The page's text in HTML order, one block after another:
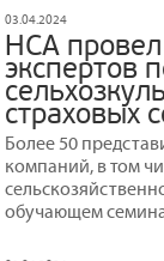
03.04.2024
НСА
экспертов
страховых
Более 50
компаний, в том
обучающем